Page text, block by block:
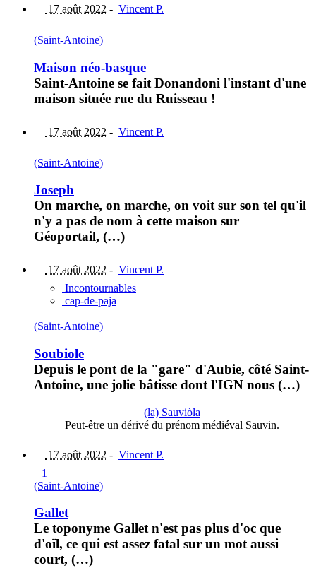
17 août 2022 - Vincent P.
(Saint-Antoine)
Maison néo-basque
Saint-Antoine se fait Donandoni l'instant d'une
maison située rue du Ruisseau !
17 août 2022 - Vincent P.
(Saint-Antoine)
Joseph
On marche, on marche, on voit sur son tel qu'il
n'y a pas de nom à cette maison sur
Géoportail, (…)
17 août 2022 - Vincent P.
Incontournables
cap-de-paja
(Saint-Antoine)
Soubiole
Depuis le pont de la "gare" d'Aubie, côté Saint-
Antoine, une jolie bâtisse dont l'IGN nous (…)
(la) Sauviòla
Peut-être un dérivé du prénom médiéval Sauvin.
17 août 2022 - Vincent P.
| 1
(Saint-Antoine)
Gallet
Le toponyme Gallet n'est pas plus d'oc que
d'oïl, ce qui est assez fatal sur un mot aussi
court, (…)